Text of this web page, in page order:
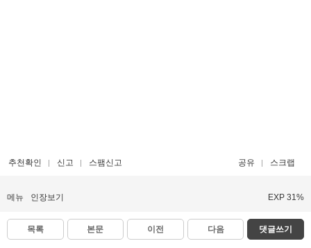
추천확인 신고 스팸신고 공유 스크랩
메뉴 인장보기 EXP 31%
목록 본문 이전 다음 댓글쓰기